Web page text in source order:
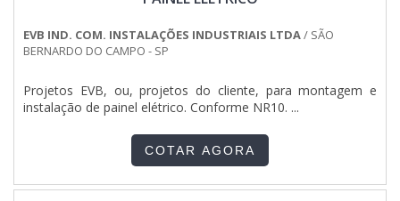
EVB IND. COM. INSTALAÇÕES INDUSTRIAIS LTDA/ SÃO
BERNARDO DO CAMPO - SP
Projetos EVB, ou, projetos do cliente, para montagem e
instalação de painel elétrico. Conforme NR10. ...
COTAR AGORA